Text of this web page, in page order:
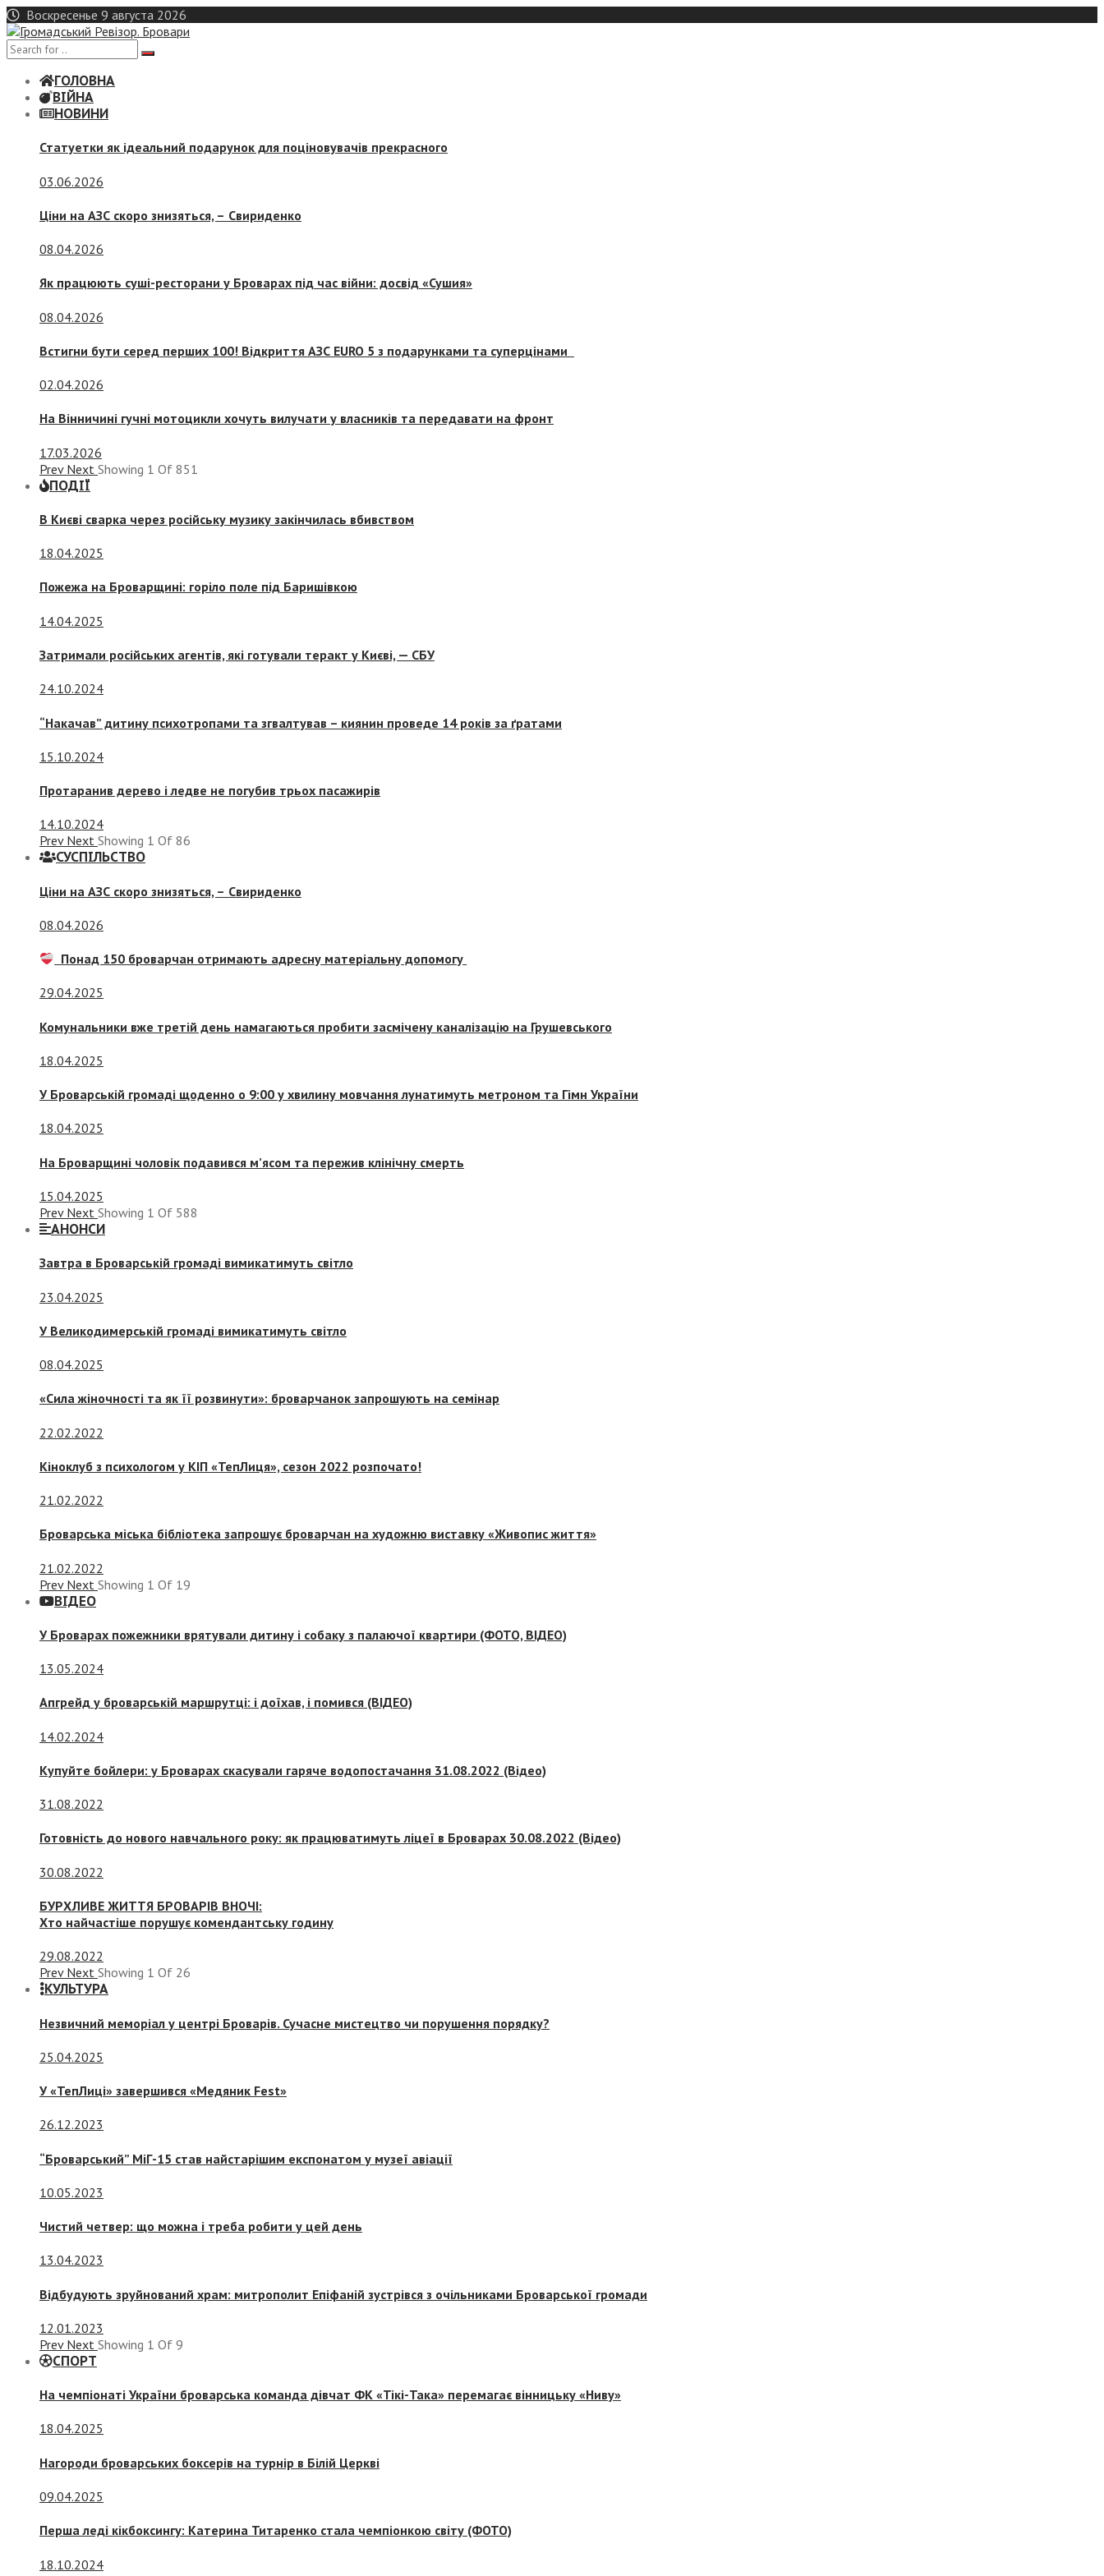
Skip
to
content
Воскресенье 9 августа 2026
ГОЛОВНА
ВІЙНА
НОВИНИ
Статуетки як ідеальний подарунок для поціновувачів прекрасного
03.06.2026
Ціни на АЗС скоро знизяться, – Свириденко
08.04.2026
Як працюють суші-ресторани у Броварах під час війни: досвід «Сушия»
08.04.2026
Встигни бути серед перших 100! Відкриття АЗС EURO 5 з подарунками та суперцінами
02.04.2026
На Вінничині гучні мотоцикли хочуть вилучати у власників та передавати на фронт
17.03.2026
Prev Next Showing 1 Of 851
ПОДІЇ
В Києві сварка через російську музику закінчилась вбивством
18.04.2025
Пожежа на Броварщині: горіло поле під Баришівкою
14.04.2025
Затримали російських агентів, які готували теракт у Києві, — СБУ
24.10.2024
“Накачав” дитину психотропами та згвалтував – киянин проведе 14 років за ґратами
15.10.2024
Протаранив дерево і ледве не погубив трьох пасажирів
14.10.2024
Prev Next Showing 1 Of 86
СУСПIЛЬСТВО
Ціни на АЗС скоро знизяться, – Свириденко
08.04.2026
Понад 150 броварчан отримають адресну матеріальну допомогу
29.04.2025
Комунальники вже третій день намагаються пробити засмічену каналізацію на Грушевського
18.04.2025
У Броварській громаді щоденно о 9:00 у хвилину мовчання лунатимуть метроном та Гімн України
18.04.2025
На Броварщині чоловік подавився м’ясом та пережив клінічну смерть
15.04.2025
Prev Next Showing 1 Of 588
АНОНСИ
Завтра в Броварській громаді вимикатимуть світло
23.04.2025
У Великодимерській громаді вимикатимуть світло
08.04.2025
«Сила жіночності та як її розвинути»: броварчанок запрошують на семінар
22.02.2022
Кіноклуб з психологом у КІП «ТепЛиця», сезон 2022 розпочато!
21.02.2022
Броварська міська бібліотека запрошує броварчан на художню виставку «Живопис життя»
21.02.2022
Prev Next Showing 1 Of 19
ВІДЕО
У Броварах пожежники врятували дитину і собаку з палаючої квартири (ФОТО, ВІДЕО)
13.05.2024
Апгрейд у броварській маршрутці: і доїхав, і помився (ВІДЕО)
14.02.2024
Купуйте бойлери: у Броварах скасували гаряче водопостачання 31.08.2022 (Відео)
31.08.2022
Готовність до нового навчального року: як працюватимуть ліцеї в Броварах 30.08.2022 (Відео)
30.08.2022
БУРХЛИВЕ ЖИТТЯ БРОВАРІВ ВНОЧІ:
Хто найчастіше порушує комендантську годину
29.08.2022
Prev Next Showing 1 Of 26
КУЛЬТУРА
Незвичний меморіал у центрі Броварів. Сучасне мистецтво чи порушення порядку?
25.04.2025
У «ТепЛиці» завершився «Медяник Fest»
26.12.2023
“Броварський” МіГ-15 став найстарішим експонатом у музеї авіації
10.05.2023
Чистий четвер: що можна і треба робити у цей день
13.04.2023
Відбудують зруйнований храм: митрополит Епіфаній зустрівся з очільниками Броварської громади
12.01.2023
Prev Next Showing 1 Of 9
СПОРТ
На чемпіонаті України броварська команда дівчат ФК «Тікі-Така» перемагає вінницьку «Ниву»
18.04.2025
Нагороди броварських боксерів на турнір в Білій Церкві
09.04.2025
Перша леді кікбоксингу: Катерина Титаренко стала чемпіонкою світу (ФОТО)
18.10.2024